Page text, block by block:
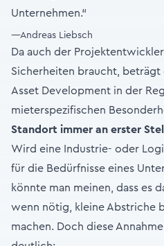
Unternehmen.“
—Andreas Liebsch
Da auch der
Sicherheiten braucht, beträgt
Asset Development in der
mieterspezifischen
Standort immer an erster
Wird eine Industrie- oder
für die Bedürfnisse eines
könnte man meinen, dass es
wenn nötig, kleine Abstriche
machen. Doch diese